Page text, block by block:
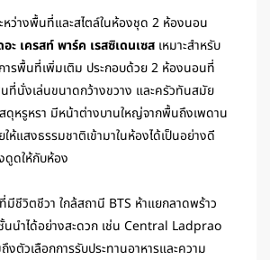
ว่างพื้นที่และสไตล์ในห้องชุด 2 ห้องนอน
อะ เครสท์ พาร์ค เรสซิเดนเซส เหมาะสำหรับ
รพื้นที่เพิ่มเติม ประกอบด้วย 2 ห้องนอนที่
ที่นั่งเล่นขนาดกว้างขวาง และครัวทันสมัย
หรูหรา มีหน้าต่างบานใหญ่จากพื้นถึงเพดาน
ห้แสงธรรมชาติเข้ามาในห้องได้เป็นอย่างดี
ดูดให้กับห้อง
ชีวิตชีวา ใกล้สถานี BTS ห้าแยกลาดพร้าว
นนำได้อย่างสะดวก เช่น Central Ladprao
ตัวเลือกการรับประทานอาหารและความ